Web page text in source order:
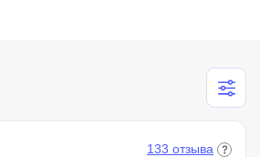
133 отзыва